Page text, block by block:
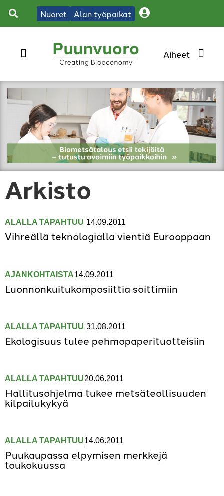
Nuoret Alan työpaikat
Arkisto
ALALLA TAPAHTUU 14.09.2011
Vihreällä teknologialla vientiä Eurooppaan
AJANKOHTAISTA14.09.2011
Luonnonkuitukomposiittia soittimiin
ALALLA TAPAHTUU 31.08.2011
Ekologisuus tulee pehmopaperituotteisiin
ALALLA TAPAHTUU20.06.2011
Hallitusohjelma tukee metsäteollisuuden
kilpailukykyä
ALALLA TAPAHTUU14.06.2011
Puukaupassa elpymisen merkkejä
toukokuussa